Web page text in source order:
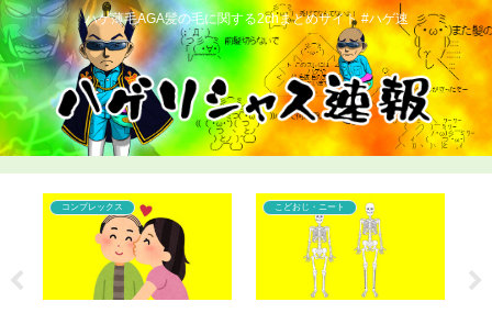
ハゲ薄毛AGA髪の毛に関する2chまとめサイト #ハゲ速
カツラ コンプレックス